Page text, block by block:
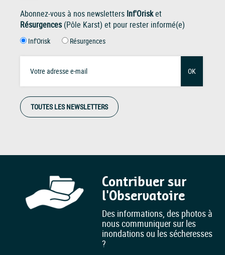
Abonnez-vous à nos newsletters Inf'Orisket
Résurgences(Pôle Karst) et pour rester informé(e)
Inf'Orisk Résurgences
OK
TOUTES LES NEWSLETTERS
Contribuer sur
l'Observatoire
Des informations, des photos à
nous communiquer sur les
inondations ou les sécheresses
?